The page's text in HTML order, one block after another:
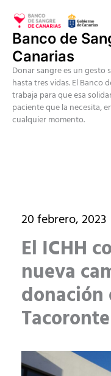
contenido
Banco de
Canarias
Donar sangre es un gesto
hasta tres vidas. El Banco
trabaja para que esa
paciente que la necesita,
cualquier momento.
20 febrero, 2023
El ICHH
nueva
donación
Tacoronte